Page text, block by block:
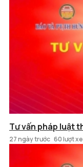
Tư vấn pháp luật
27 ngày trước 60 lượt